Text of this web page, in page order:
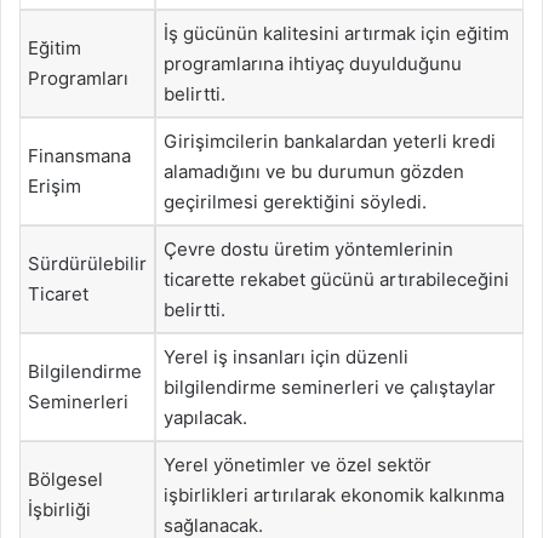
Eğitim
Programları
İş gücünün kalitesini artırmak için eğitim
programlarına ihtiyaç duyulduğunu
belirtti.
Finansmana
Erişim
Girişimcilerin bankalardan yeterli kredi
alamadığını ve bu durumun gözden
geçirilmesi gerektiğini söyledi.
Sürdürülebilir
Ticaret
Çevre dostu üretim yöntemlerinin
ticarette rekabet gücünü artırabileceğini
belirtti.
Bilgilendirme
Seminerleri
Yerel iş insanları için düzenli
bilgilendirme seminerleri ve çalıştaylar
yapılacak.
Bölgesel
İşbirliği
Yerel yönetimler ve özel sektör
işbirlikleri artırılarak ekonomik kalkınma
sağlanacak.